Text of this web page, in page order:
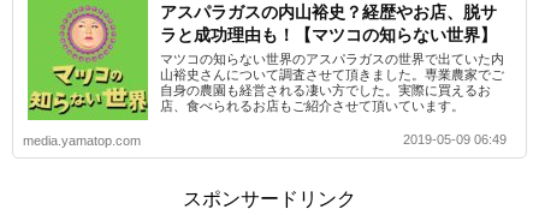
アスパラガスの内山裕史？経歴やお店、脱サ
ラと成功理由も！【マツコの知らない世界】
マツコの知らない世界のアスパラガスの世界で出ていた内
山裕史さんについて調査させて頂きました。専業農家でご
自身の農園も経営される凄い方でした。実際に買えるお
店、食べられるお店もご紹介させて頂いています。
media.yamatop.com 2019-05-09 06:49
スポンサードリンク